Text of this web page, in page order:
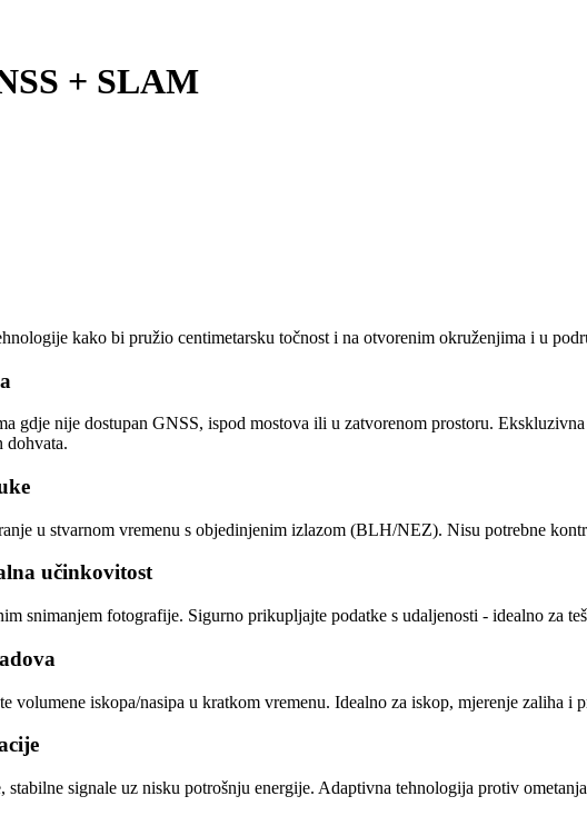
+ SLAM
kako bi pružio centimetarsku točnost i na otvorenim okruženjima i u
gdje nije dostupan GNSS, ispod mostova ili u zatvorenom prostoru.
dohvata.
u stvarnom vremenu s objedinjenim izlazom (BLH/NEZ). Nisu potrebne
učinkovitost
snimanjem fotografije. Sigurno prikupljajte podatke s udaljenosti - idealno za
volumene iskopa/nasipa u kratkom vremenu. Idealno za iskop, mjerenje zaliha i
signale uz nisku potrošnju energije. Adaptivna tehnologija protiv